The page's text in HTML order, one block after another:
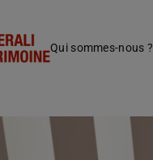
Qui sommes-nous ?